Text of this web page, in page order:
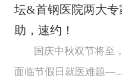
坛&首钢医院两大
助，速约！
国庆中秋双节将至
面临节假日就医难题—...